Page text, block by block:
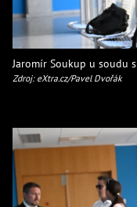
Jaromír Soukup u soudu
Zdroj: eXtra.cz/Pavel Dvořák